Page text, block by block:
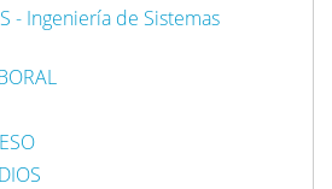
- Ingeniería de Sistemas